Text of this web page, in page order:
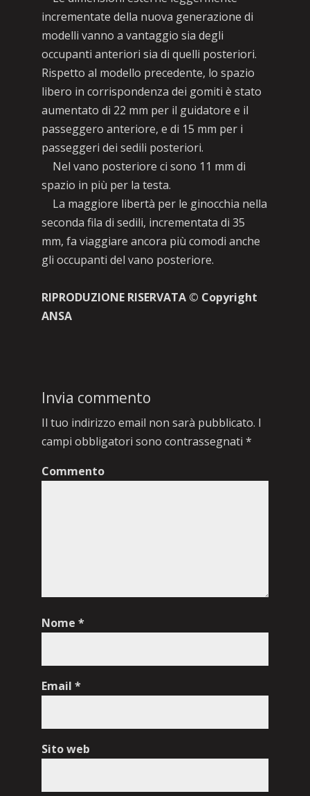
incrementate della nuova generazione di
modelli vanno a vantaggio sia degli
occupanti anteriori sia di quelli posteriori.
Rispetto al modello precedente, lo spazio
libero in corrispondenza dei gomiti è stato
aumentato di 22 mm per il guidatore e il
passeggero anteriore, e di 15 mm per i
passeggeri dei sedili posteriori.
Nel vano posteriore ci sono 11 mm di
spazio in più per la testa.
La maggiore libertà per le ginocchia nella
seconda fila di sedili, incrementata di 35
mm, fa viaggiare ancora più comodi anche
gli occupanti del vano posteriore.
RIPRODUZIONE RISERVATA © Copyright
ANSA
Invia commento
Il tuo indirizzo email non sarà pubblicato. I
campi obbligatori sono contrassegnati *
Commento
Nome *
Email *
Sito web